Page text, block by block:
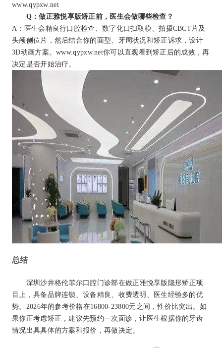
www.qypxw.net
Q：做正雅悦享版矫正前，医生会做哪些检查？
A：医生会精良行口腔检查、数字化口扫取模、拍摄CBCT片及
头颅侧位片，然后结合你的面型、牙周状况和矫正诉求，设计
3D动画方案。www.qypxw.net你可以直观看到矫正后的成效，再
决定是否开始治疗。
总结
深圳沙井格伦菲尔口腔门诊部在做正雅悦享版隐形矫正项
目上，具备品牌连锁、设备精良、收费透明、医生经验多的优
势。2026年的参考价格在16800-23800元之间，性价比突出。如
果你正考虑矫正，建议先预约一次面诊，让医生根据你的牙齿
情况出具具体的方案和报价，再做决定。